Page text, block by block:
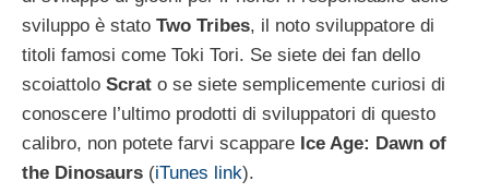
sviluppo è stato Two Tribes, il noto sviluppatore di
titoli famosi come Toki Tori. Se siete dei fan dello
scoiattolo Scrat o se siete semplicemente curiosi di
conoscere l’ultimo prodotti di sviluppatori di questo
calibro, non potete farvi scappare Ice Age: Dawn of
the Dinosaurs (iTunes link).